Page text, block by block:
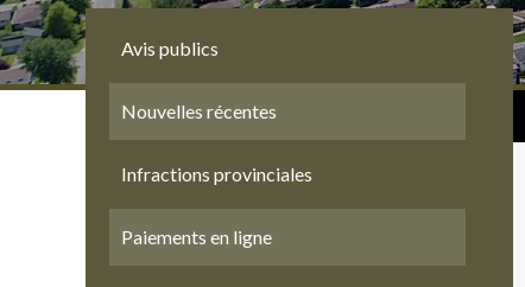
Avis publics
Nouvelles récentes
Infractions provinciales
Paiements en ligne